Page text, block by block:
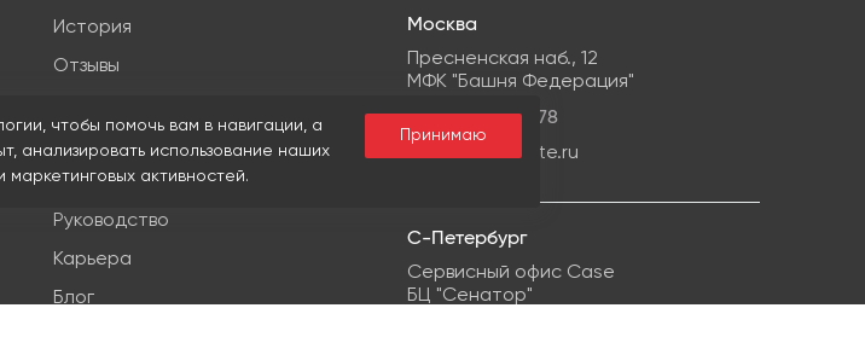
История
Отзывы
Журнал Insight
Клиенты
Руководство
Карьера
Блог
Москва
Пресненская наб., 12
МФК "Башня Федерация"
+7 499959-08-78
info@ipg-estate.ru
С-Петербург
Сервисный офис Case
БЦ "Сенатор"
чтобы помочь вам в навигации, а
анализировать использование наших
маркетинговых активностей.
Принимаю